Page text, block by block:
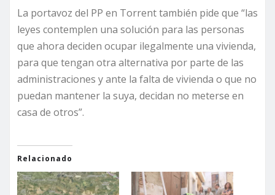
La portavoz del PP en Torrent también pide que “las
leyes contemplen una solución para las personas
que ahora deciden ocupar ilegalmente una vivienda,
para que tengan otra alternativa por parte de las
administraciones y ante la falta de vivienda o que no
puedan mantener la suya, decidan no meterse en
casa de otros”.
Relacionado